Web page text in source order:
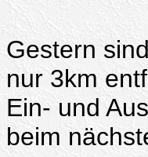
Gestern
nur 3km
Ein- und
beim